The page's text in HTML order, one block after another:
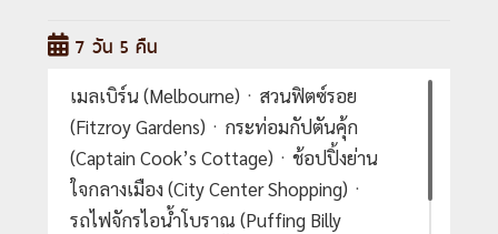
7 วัน 5 คืน
เมลเบิร์น (Melbourne)ㆍสวนฟิตซ์รอย
(Fitzroy Gardens)ㆍกระท่อมกัปตันคุ้ก
(Captain Cook’s Cottage)ㆍช้อปปิ้งย่าน
ใจกลางเมือง (City Center Shopping)ㆍ
รถไฟจักรไอน้ำโบราณ (Puffing Billy